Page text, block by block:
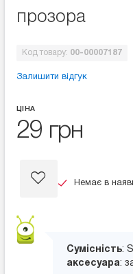
прозора
Код товару: 00-00007187
Залишити відгук
ЦІНА
29 грн
Немає в
Сумісність:
аксесуара: